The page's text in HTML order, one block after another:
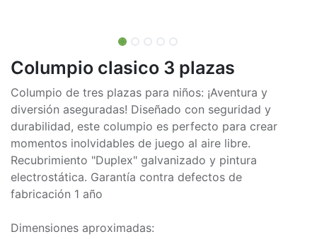
Columpio clasico 3 plazas
Columpio de tres plazas para niños: ¡Aventura y
diversión aseguradas! Diseñado con seguridad y
durabilidad, este columpio es perfecto para crear
momentos inolvidables de juego al aire libre.
Recubrimiento "Duplex" galvanizado y pintura
electrostática. Garantía contra defectos de
fabricación 1 año
Dimensiones aproximadas: